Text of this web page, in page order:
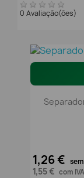
0 Avaliação(ões)
1,26 € sem
1,55 € com IVA